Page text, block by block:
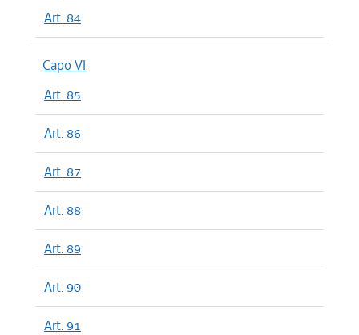
Art. 84
Capo VI
Art. 85
Art. 86
Art. 87
Art. 88
Art. 89
Art. 90
Art. 91